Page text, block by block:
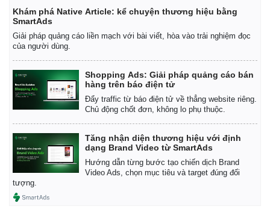
Hậu trường
Khám phá Native Article: kể chuyện thương hiệu bằng
SmartAds
Giải pháp quảng cáo liền mạch với bài viết, hòa vào trải nghiệm đọc
của người dùng.
Shopping Ads: Giải pháp quảng cáo bán
hàng trên báo điện tử
Đẩy traffic từ báo điện tử về thẳng website riêng.
Chủ động chốt đơn, không lo phụ thuộc.
Tăng nhận diện thương hiệu với định
dạng Brand Video từ SmartAds
Hướng dẫn từng bước tạo chiến dịch Brand
Video Ads, chọn mục tiêu và target đúng đối
tượng.